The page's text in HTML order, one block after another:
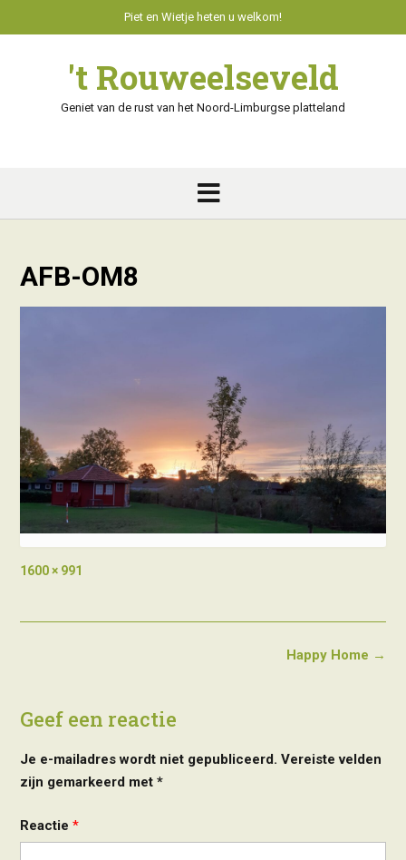
Piet en Wietje heten u welkom!
't Rouweelseveld
Geniet van de rust van het Noord-Limburgse platteland
AFB-OM8
Full
1600 × 991
Happy Home →
Geef een reactie
Je e-mailadres wordt niet gepubliceerd. Vereiste velden
zijn gemarkeerd met *
Reactie *